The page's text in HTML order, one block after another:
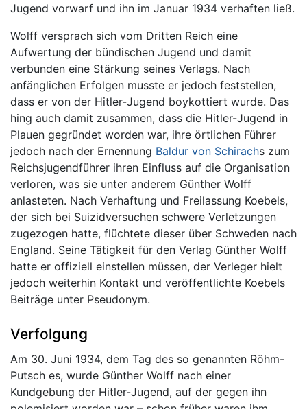
Jugend vorwarf und ihn im Januar 1934 verhaften ließ.
Wolff versprach sich vom Dritten Reich eine
Aufwertung der bündischen Jugend und damit
verbunden eine Stärkung seines Verlags. Nach
anfänglichen Erfolgen musste er jedoch feststellen,
dass er von der Hitler-Jugend boykottiert wurde. Das
hing auch damit zusammen, dass die Hitler-Jugend in
Plauen gegründet worden war, ihre örtlichen Führer
jedoch nach der Ernennung Baldur von Schirachs zum
Reichsjugendführer ihren Einfluss auf die Organisation
verloren, was sie unter anderem Günther Wolff
anlasteten. Nach Verhaftung und Freilassung Koebels,
der sich bei Suizidversuchen schwere Verletzungen
zugezogen hatte, flüchtete dieser über Schweden nach
England. Seine Tätigkeit für den Verlag Günther Wolff
hatte er offiziell einstellen müssen, der Verleger hielt
jedoch weiterhin Kontakt und veröffentlichte Koebels
Beiträge unter Pseudonym.
Verfolgung
Am 30. Juni 1934, dem Tag des so genannten Röhm-
Putsch es, wurde Günther Wolff nach einer
Kundgebung der Hitler-Jugend, auf der gegen ihn